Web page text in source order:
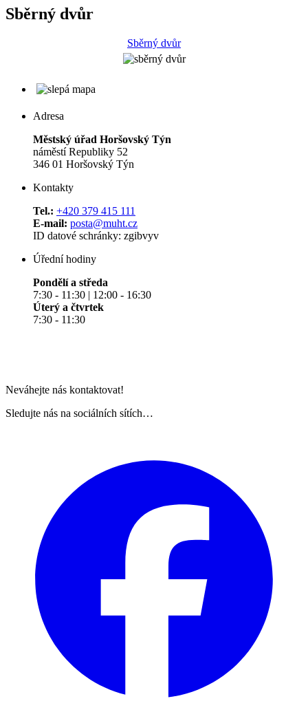
Sběrný dvůr
Sběrný dvůr
Adresa
Městský úřad Horšovský Týn
náměstí Republiky 52
346 01 Horšovský Týn
Kontakty
Tel.: +420 379 415 111
E-mail: posta@muht.cz
ID datové schránky: zgibvyv
Úřední hodiny
Pondělí a středa
7:30 - 11:30 | 12:00 - 16:30
Úterý a čtvrtek
7:30 - 11:30
Neváhejte nás kontaktovat!
Sledujte nás na sociálních sítích…